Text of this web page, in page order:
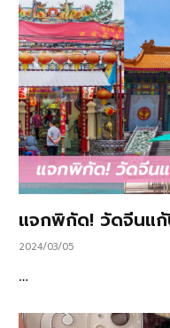
แจกพิกัด! วัดจีนแก้
2024/03/05
…